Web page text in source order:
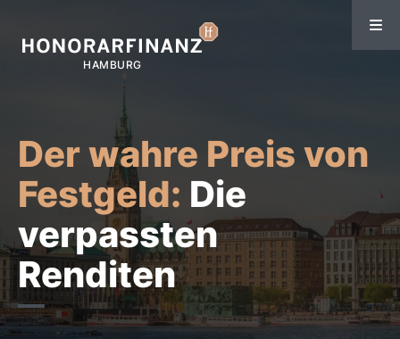
Der wahre Preis von
Festgeld: Die
verpassten
Renditen